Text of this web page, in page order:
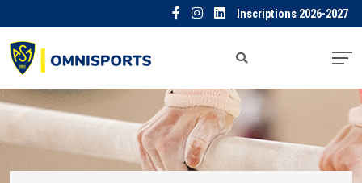
Inscriptions 2026-2027